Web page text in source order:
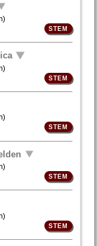
)
)
)
)
)